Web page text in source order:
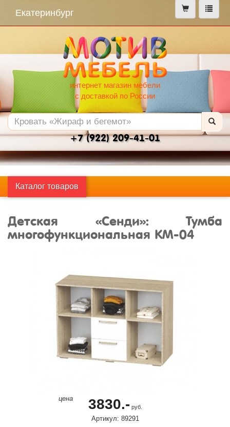
меню
Екатеринбург
интернет магазин мебели
с доставкой по России
+7 (922) 209-41-01
Каталог товаров
Детская «Сенди»: Тумба
многофункциональная КМ-04
цена 3830.-руб.
Артикул: 89291